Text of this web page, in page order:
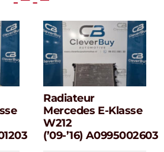
Radiateur
Mercedes E-
klasse W212
(’09-’16)
Radiateur
Mercedes E-Klasse
W212
(’09-’16) A0995002603